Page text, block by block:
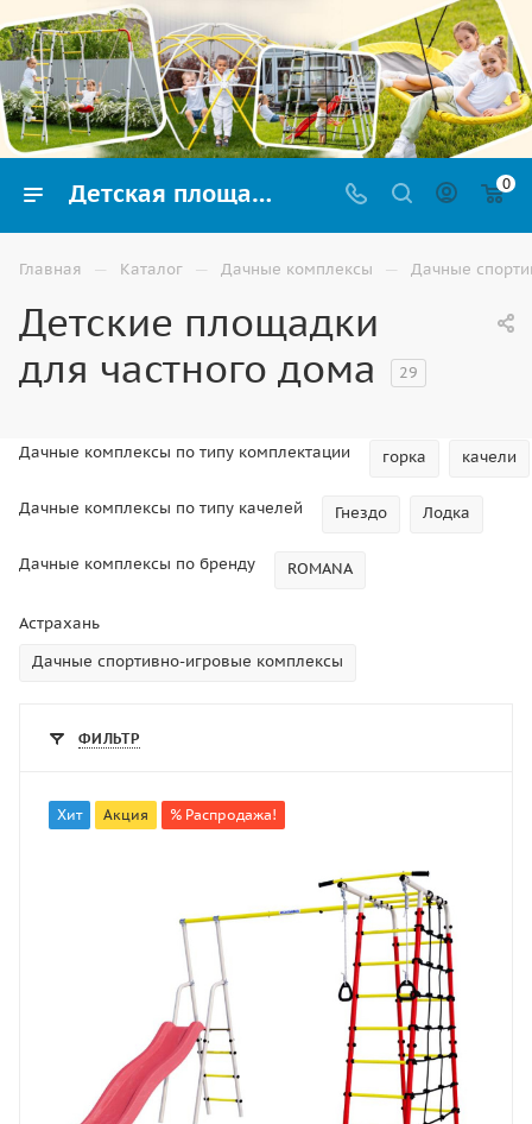
Детская площадка для частного дома купить недорого в Астрахани 0
Главная — Каталог — Дачные комплексы — Дачные
Детские площадки
для частного дома
29
Дачные комплексы по типу комплектации горка качели
Дачные комплексы по типу качелей Гнездо Лодка
Дачные комплексы по бренду ROMANA
Астрахань
Дачные спортивно-игровые комплексы
ФИЛЬТР
Хит Акция % Распродажа!